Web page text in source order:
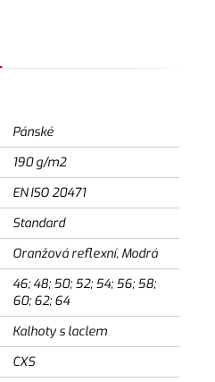
Pánské
190 g/m2
EN ISO 20471
Standard
Oranžová reflexní, Modrá
46; 48; 50; 52; 54; 56; 58;
60; 62; 64
Kalhoty s laclem
CXS